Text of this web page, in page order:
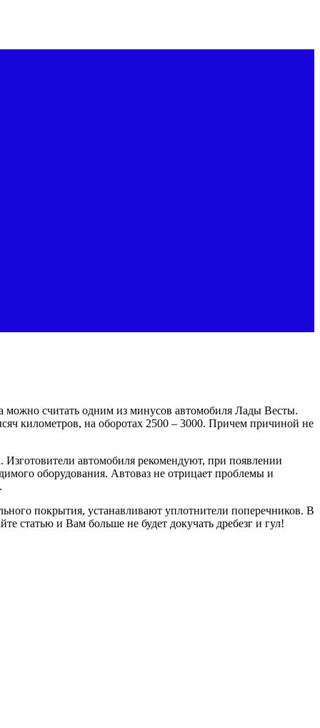
можно считать одним из минусов автомобиля Лады Весты.
километров, на оборотах 2500 – 3000. Причем причиной не
автомобиля рекомендуют, при появлении
оборудования. Автоваз не отрицает проблемы и
покрытия, устанавливают уплотнители поперечников. В
статью и Вам больше не будет докучать дребезг и гул!